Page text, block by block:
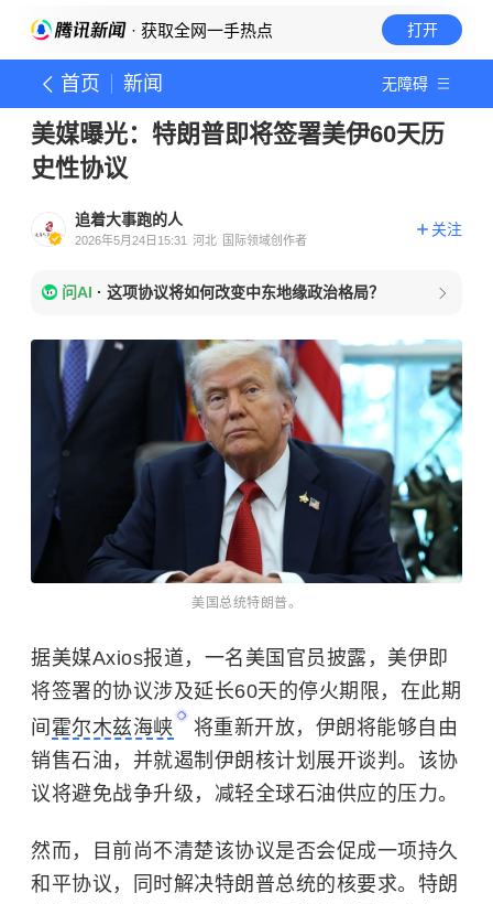
· 获取全网一手热点 打开
首页 新闻 无障碍
美媒曝光：特朗普即将签署美伊60天历
史性协议
追着大事跑的人
2026年5月24日15:31 河北 国际领域创作者
关注
问AI · 这项协议将如何改变中东地缘政治格局？
美国总统特朗普。
据美媒Axios报道，一名美国官员披露，美伊即
将签署的协议涉及延长60天的停火期限，在此期
间 霍尔木兹海峡
将重新开放，伊朗将能够自由
销售石油，并就遏制伊朗核计划展开谈判。该协
议将避免战争升级，减轻全球石油供应的压力。
然而，目前尚不清楚该协议是否会促成一项持久
和平协议，同时解决特朗普总统的核要求。特朗